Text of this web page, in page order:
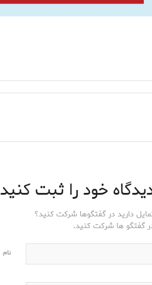
خود را ثبت کنید
دارید در گفتگوها شرکت کنید؟
گفتگو ها شرکت کنید.
نام